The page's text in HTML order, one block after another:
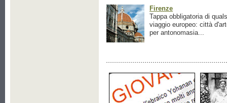
Firenze
Tappa obbligatoria di
viaggio europeo: città
per antonomasia...